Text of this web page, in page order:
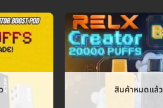
สินค้าหมดแล้ว